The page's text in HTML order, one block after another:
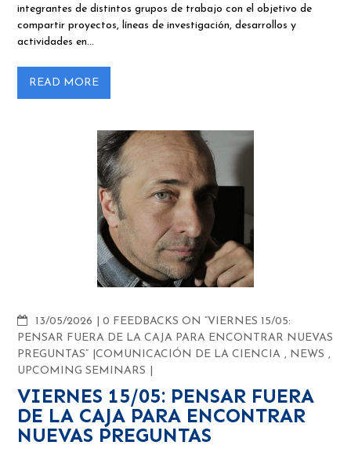
integrantes de distintos grupos de trabajo con el objetivo de
compartir proyectos, líneas de investigación, desarrollos y
actividades en…
READ MORE
13/05/2026 COMMENTS
0 FEEDBACKS ON “VIERNES 15/05:
PENSAR FUERA DE LA CAJA PARA ENCONTRAR NUEVAS
PREGUNTAS”
COMUNICACIÓN DE LA CIENCIA , NEWS ,
UPCOMING SEMINARS
VIERNES 15/05: PENSAR FUERA
DE LA CAJA PARA ENCONTRAR
NUEVAS PREGUNTAS